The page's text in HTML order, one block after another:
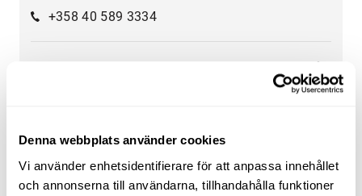
Denna webbplats använder cookies
Vi använder enhetsidentifierare för att anpassa innehållet
och annonserna till användarna, tillhandahålla funktioner
+358 40 589 3334
Leasingpris från:
977 €/mån